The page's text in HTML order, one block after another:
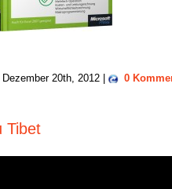
20th, 2012 | 0
Tibet